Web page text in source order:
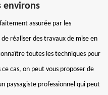
environs
assurée par les
réaliser des travaux de mise en
toutes les techniques pour
cas, on peut vous proposer de
paysagiste professionnel qui peut